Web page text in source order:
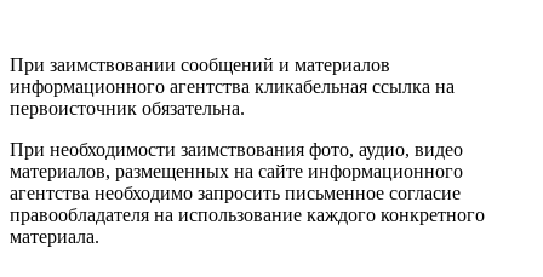
При заимствовании сообщений и материалов
информационного агентства кликабельная ссылка на
первоисточник обязательна.
При необходимости заимствования фото, аудио, видео
материалов, размещенных на сайте информационного
агентства необходимо запросить письменное согласие
правообладателя на использование каждого конкретного
материала.